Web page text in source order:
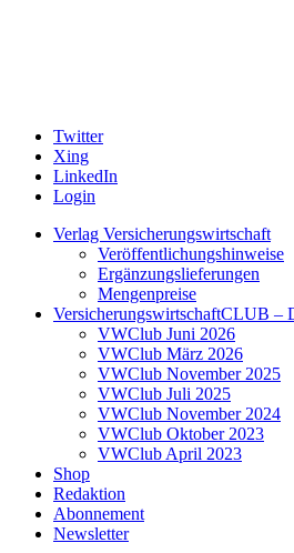
Twitter
Xing
LinkedIn
Login
Verlag Versicherungswirtschaft
Veröffentlichungshinweise
Ergänzungslieferungen
Mengenpreise
VersicherungswirtschaftCLUB –
VWClub Juni 2026
VWClub März 2026
VWClub November 2025
VWClub Juli 2025
VWClub November 2024
VWClub Oktober 2023
VWClub April 2023
Shop
Redaktion
Abonnement
Newsletter